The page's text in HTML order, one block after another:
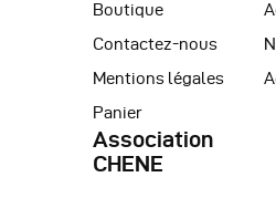
Boutique
Contactez-nous
Mentions légales
Panier
Association
CHENE